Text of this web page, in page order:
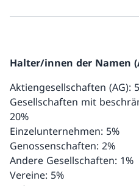
Halter/innen der Namen
Aktiengesellschaften (AG):
Gesellschaften mit
20%
Einzelunternehmen: 5%
Genossenschaften: 2%
Andere Gesellschaften: 1%
Vereine: 5%